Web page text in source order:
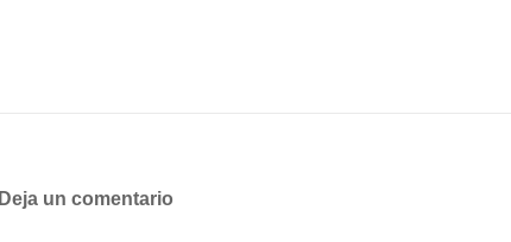
Deja un comentario